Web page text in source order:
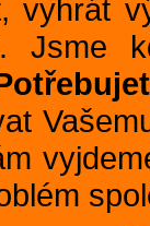
vyhrát
Jsme